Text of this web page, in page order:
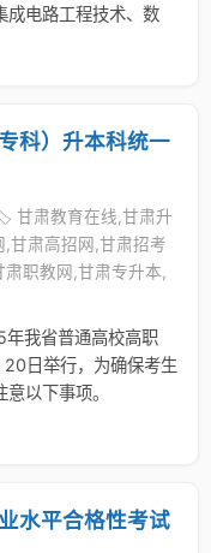
成电路工程技术、数
科）升本科统一
甘肃教育在线,甘肃升
甘肃高招网,甘肃招考
职教网,甘肃专升本,
我省普通高校高职
20日举行，为确保考生
以下事项。
水平合格性考试